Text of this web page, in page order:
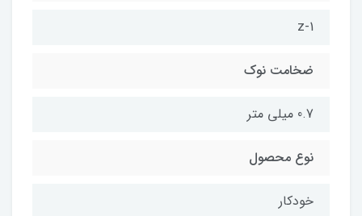
z-1
ضخامت نوک
0.7 میلی متر
نوع محصول
خودکار